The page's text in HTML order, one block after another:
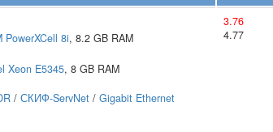
PowerXCell 8i, 8.2 GB RAM
Xeon E5345, 8 GB RAM
/ СКИФ-ServNet / Gigabit Ethernet
3.76
4.77